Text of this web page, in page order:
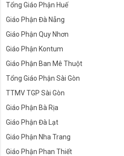
Tổng Giáo Phận Huế
Giáo Phận Đà Nẵng
Giáo Phận Quy Nhơn
Giáo Phận Kontum
Giáo Phận Ban Mê Thuột
Tổng Giáo Phận Sài Gòn
TTMV TGP Sài Gòn
Giáo Phận Bà Rịa
Giáo Phận Đà Lạt
Giáo Phận Nha Trang
Giáo Phận Phan Thiết